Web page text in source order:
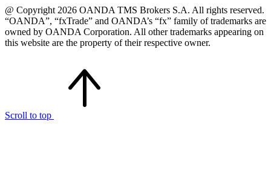
@ Copyright 2026 OANDA TMS Brokers S.A. All rights reserved.
“OANDA”, “fxTrade” and OANDA’s “fx” family of trademarks are
owned by OANDA Corporation. All other trademarks appearing on
this website are the property of their respective owner.
Scroll to top